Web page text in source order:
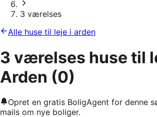
3 værelses
Alle huse til leje i arden
3 værelses huse til
Arden (0)
Opret en gratis BoligAgent for denne
mails om nye boliger.